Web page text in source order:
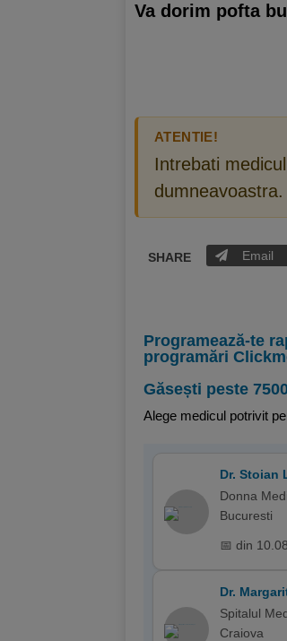
Va dorim pofta
ATENTIE!
Intrebati
dumneavoastra.
SHARE Email
Programează-te
programări
Găsești peste
Alege medicul potrivit
Dr. Stoian
Donna
Bucuresti
📅 din 10.08
Dr.
Spitalul
Craiova